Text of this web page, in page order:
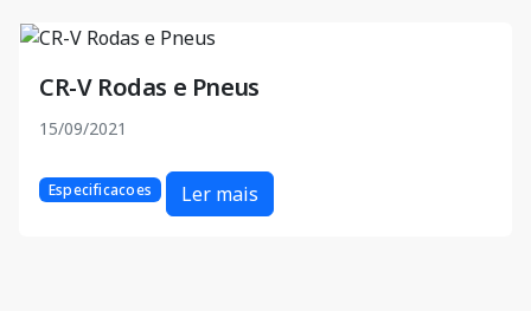
CR-V Rodas e Pneus
15/09/2021
Especificacoes Ler mais